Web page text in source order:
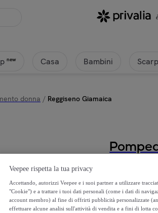
new Casa Bambini
donna / Reggiseno Giamaica
11,98 €
Veepee rispetta la tua privacy
Accettando, autorizzi Veepee e i suoi partner a utilizzare
"Cookie") e a trattare i tuoi dati personali (come i dati di
account membro) al fine di offrirti pubblicità personalizzate
effettuare alcune analisi sull'attività di vendita e a fini di lotta